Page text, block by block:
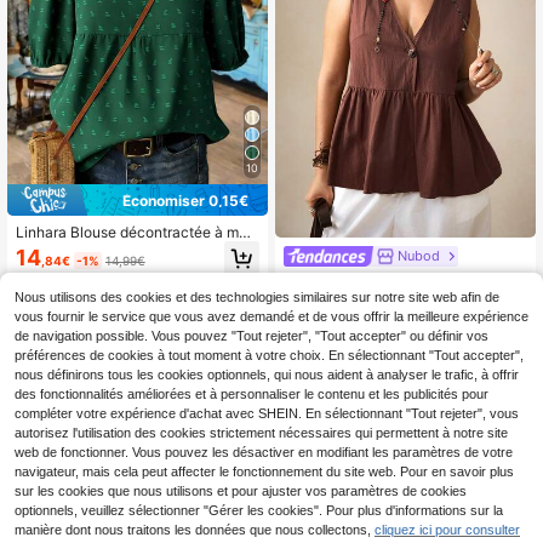
10
Économiser 0,15€
Linhara Blouse décontractée à man
ches bouffantes, col en V avec impr
imé floral, pour femmes grandes taill
14 ,84€ -1% 14,99€ Nubod
col V sans manches avec ourlet à v
olants, blouse gilet ample à la ligne
A à simple boutonnage, convient po
ur les trajets, les courses, les sorties
de week-end, le port au café, la mai
son et l'extérieur, la superposition, l
e port toute saison, le port seul au p
rintemps et en été, la couche de ba
se en automne et en hiver
12
Nous utilisons des cookies et des technologies similaires sur notre site web afin de
vous fournir le service que vous avez demandé et de vous offrir la meilleure expérience
de navigation possible. Vous pouvez "Tout rejeter", "Tout accepter" ou définir vos
préférences de cookies à tout moment à votre choix. En sélectionnant "Tout accepter",
nous définirons tous les cookies optionnels, qui nous aident à analyser le trafic, à offrir
des fonctionnalités améliorées et à personnaliser le contenu et les publicités pour
compléter votre expérience d'achat avec SHEIN. En sélectionnant "Tout rejeter", vous
autorisez l'utilisation des cookies strictement nécessaires qui permettent à notre site
web de fonctionner. Vous pouvez les désactiver en modifiant les paramètres de votre
navigateur, mais cela peut affecter le fonctionnement du site web. Pour en savoir plus
sur les cookies que nous utilisons et pour ajuster vos paramètres de cookies
optionnels, veuillez sélectionner "Gérer les cookies". Pour plus d'informations sur la
manière dont nous traitons les données que nous collectons, cliquez ici pour consulter